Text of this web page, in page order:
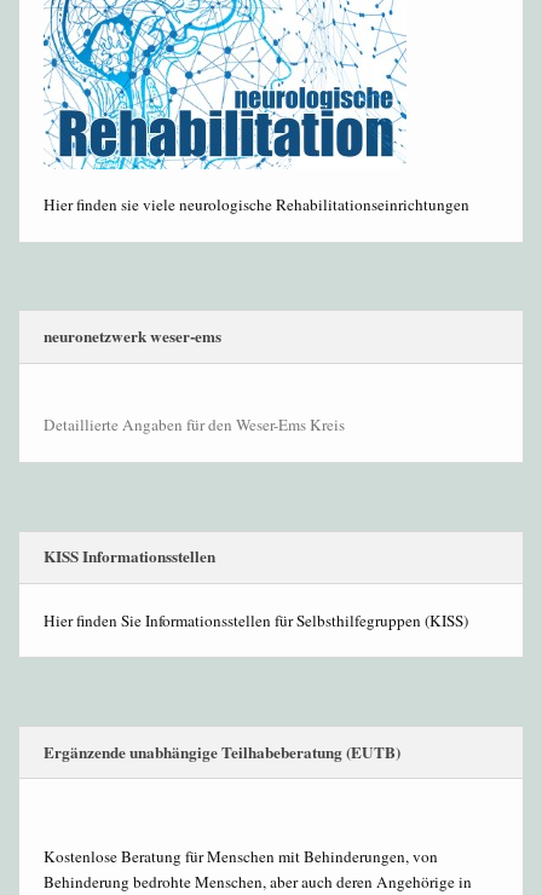
Hier finden sie viele neurologische Rehabilitationseinrichtungen
neuronetzwerk weser-ems
Detaillierte Angaben für den Weser-Ems Kreis
KISS Informationsstellen
Hier finden Sie Informationsstellen für Selbsthilfegruppen (KISS)
Ergänzende unabhängige Teilhabeberatung (EUTB)
Kostenlose Beratung für Menschen mit Behinderungen, von
Behinderung bedrohte Menschen, aber auch deren Angehörige in